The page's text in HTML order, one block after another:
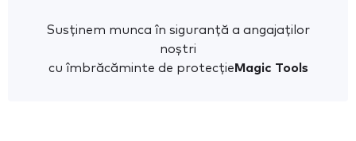
Susținem munca în siguranță a angajaților
noștri
cu îmbrăcăminte de protecție Magic Tools